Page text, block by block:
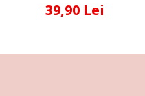
39,90 Lei